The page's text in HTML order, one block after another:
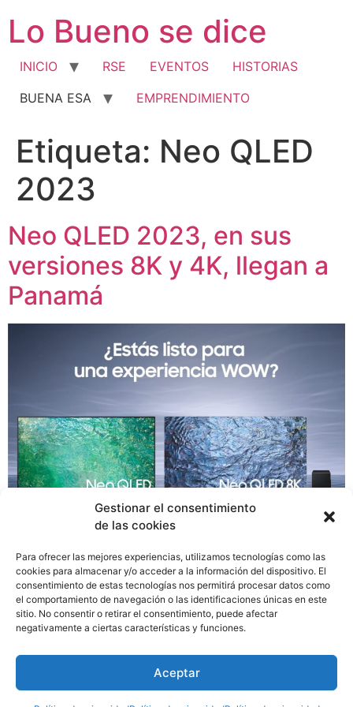
Gestionar el consentimiento
de las cookies
Para ofrecer las mejores experiencias, utilizamos tecnologías como las
cookies para almacenar y/o acceder a la información del dispositivo. El
consentimiento de estas tecnologías nos permitirá procesar datos como
el comportamiento de navegación o las identificaciones únicas en este
sitio. No consentir o retirar el consentimiento, puede afectar
negativamente a ciertas características y funciones.
Aceptar
contenido
Lo Bueno se dice
INICIO RSE EVENTOS
HISTORIAS
BUENA ESA
EMPRENDIMIENTO
Etiqueta: Neo QLED
2023
Neo QLED 2023, en sus
versiones 8K y 4K, llegan a
Panamá
Anunciada al mundo en el Consumer Electronic Show
(CES) de Las Vegas en enero pasado, la espectacular
línea de televisores Neo QLED 2023, en sus versiones
8K y 4K, ya puede ser adquirida en etapa de preventa
a quienes se registren en esta etapa previa a la
preventa.